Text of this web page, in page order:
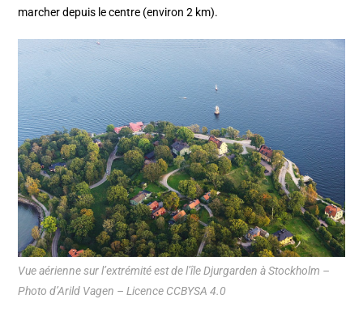
marcher depuis le centre (environ 2 km).
Vue aérienne sur l’extrémité est de l’île Djurgarden à Stockholm –
Photo d’Arild Vagen – Licence CCBYSA 4.0